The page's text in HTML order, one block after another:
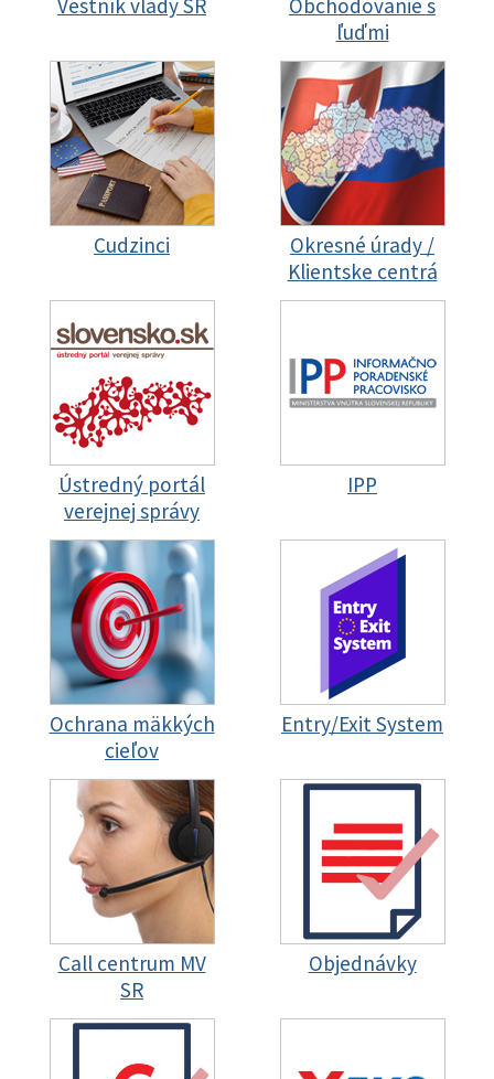
Vestník vlády SR
Obchodovanie s
ľuďmi
Cudzinci
Okresné úrady /
Klientske centrá
Ústredný portál
verejnej správy
IPP
Ochrana mäkkých
cieľov
Entry/Exit System
Call centrum MV
SR
Objednávky